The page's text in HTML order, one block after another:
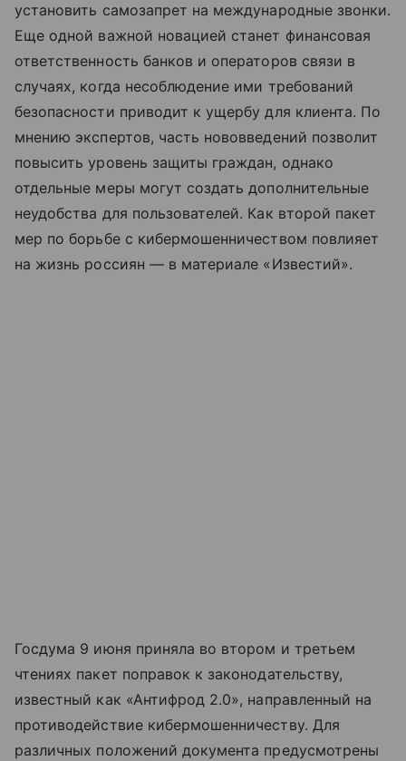
установить самозапрет на международные звонки.
Еще одной важной новацией станет финансовая
ответственность банков и операторов связи в
случаях, когда несоблюдение ими требований
безопасности приводит к ущербу для клиента. По
мнению экспертов, часть нововведений позволит
повысить уровень защиты граждан, однако
отдельные меры могут создать дополнительные
неудобства для пользователей. Как второй пакет
мер по борьбе с кибермошенничеством повлияет
на жизнь россиян — в материале «Известий».
Госдума 9 июня приняла во втором и третьем
чтениях пакет поправок к законодательству,
известный как «Антифрод 2.0», направленный на
противодействие кибермошенничеству. Для
различных положений документа предусмотрены